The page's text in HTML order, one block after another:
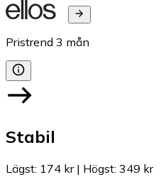
Pristrend 3 mån
Stabil
Lägst: 174 kr| Högst: 349 kr